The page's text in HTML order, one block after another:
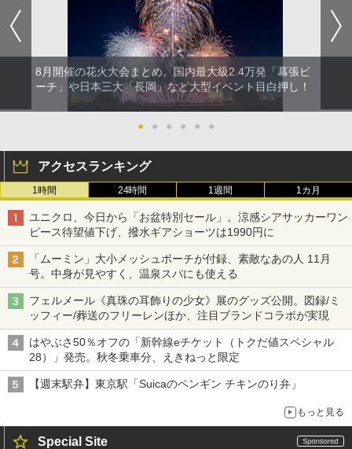
8月開催の花火大会まとめ。国内最大級2.4万発「幕張ビ
ーチ」や日本三大「長岡」など大型イベント目白押し！
● ● ● ● ● ●
アクセスランキング
1時間 24時間 1週間 1カ月
ユニクロ、今日から「お盆特別セール」。涼感シアサッカーワン
ピース待望値下げ、撥水ギアショーツは1990円に
「ムーミン」大小メッシュポーチが付録、素敵なあの人 11月
号。中身が見やすく、温泉スパにも使える
フェルメール《真珠の耳飾りの少女》展のグッズ公開。図録/ミ
ッフィー/葬送のフリーレンほか、注目ブランドコラボが実現
はやぶさ50％オフの「新幹線eチケット（トクだ値スペシャル
28）」発売。秋冬乗車分、えきねっと限定
【週末駅弁】東京駅「Suicaのペンギン チキンのり弁」
もっと見る
Special Site